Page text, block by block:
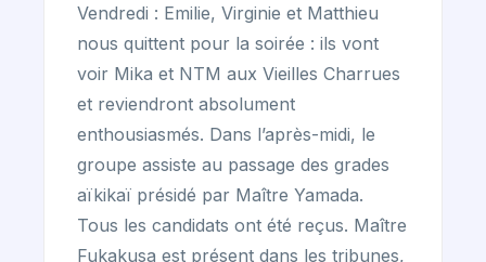
Vendredi : Emilie, Virginie et Matthieu
nous quittent pour la soirée : ils vont
voir Mika et NTM aux Vieilles Charrues
et reviendront absolument
enthousiasmés. Dans l’après-midi, le
groupe assiste au passage des grades
aïkikaï présidé par Maître Yamada.
Tous les candidats ont été reçus. Maître
Fukakusa est présent dans les tribunes,